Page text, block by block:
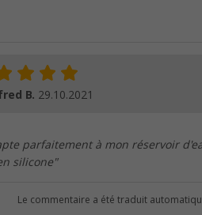
B. 29.10.2021
parfaitement à mon réservoir
silicone"
Le commentaire a été traduit